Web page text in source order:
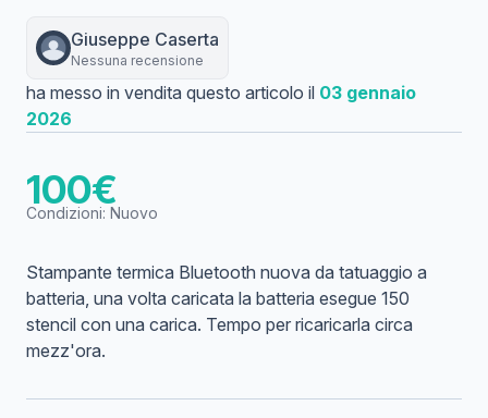
Giuseppe Caserta
Nessuna recensione
ha messo in vendita questo articolo il 03 gennaio
2026
100€
Condizioni: Nuovo
Stampante termica Bluetooth nuova da tatuaggio a
batteria, una volta caricata la batteria esegue 150
stencil con una carica. Tempo per ricaricarla circa
mezz'ora.